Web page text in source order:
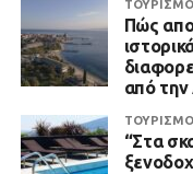
Πώς
από την
“Στα